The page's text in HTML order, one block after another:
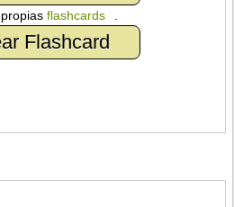
flashcards
Flashcard